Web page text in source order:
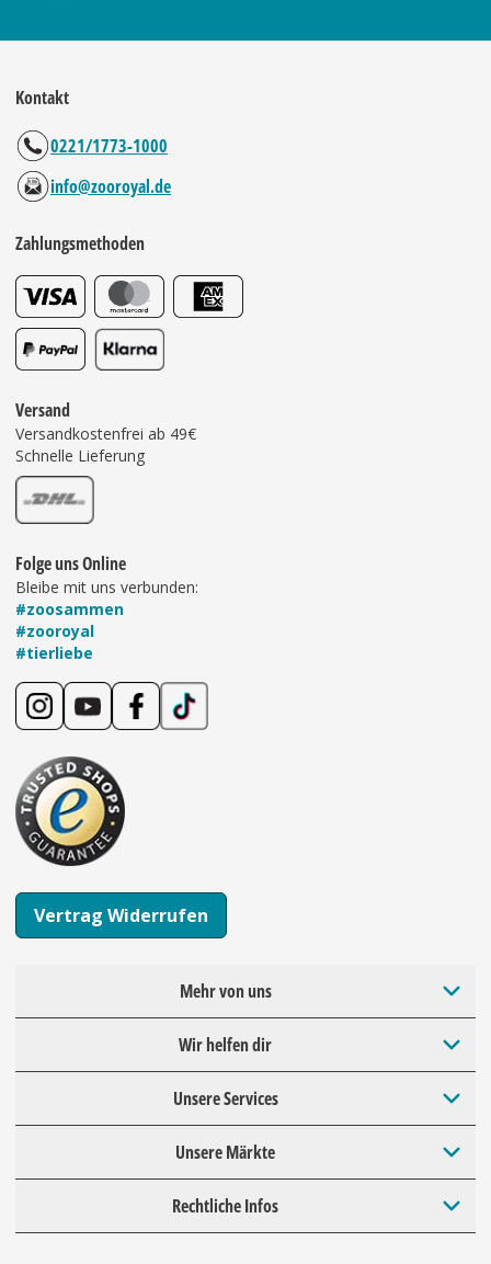
Kontakt
0221/1773-1000
info@zooroyal.de
Zahlungsmethoden
Versand
Versandkostenfrei ab 49€
Schnelle Lieferung
Folge uns Online
Bleibe mit uns verbunden:
#zoosammen
#zooroyal
#tierliebe
Vertrag Widerrufen
Mehr von uns
Wir helfen dir
Unsere Services
Unsere Märkte
Rechtliche Infos